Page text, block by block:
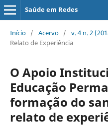
Saúde em Redes
Início / Acervo / v. 4 n. 2
Relato de Experiência
O Apoio
Educação
formação do
relato de